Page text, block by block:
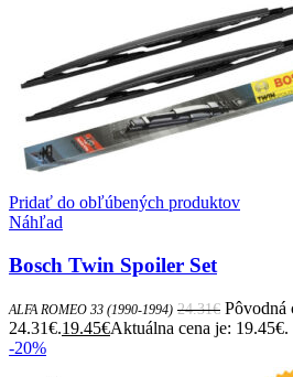
Pridať do obľúbených produktov
Náhľad
Bosch Twin Spoiler Set
ALFA ROMEO 33 (1990-1994) 24.31€ Pôvodná
24.31€.19.45€Aktuálna cena je: 19.45€.
-20%